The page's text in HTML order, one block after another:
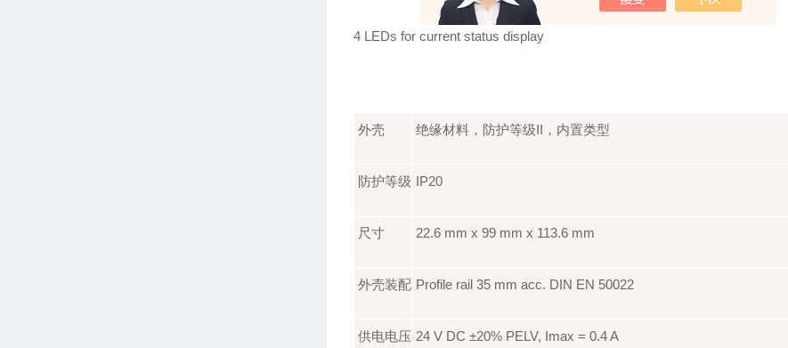
4 LEDs for current status display
外壳 绝缘材料，防护等级II，内置类型
防护等级 IP20
尺寸 22.6 mm x 99 mm x 113.6 mm
外壳装配 Profile rail 35 mm acc. DIN EN 50022
供电电压 24 V DC ±20% PELV, Imax = 0.4 A